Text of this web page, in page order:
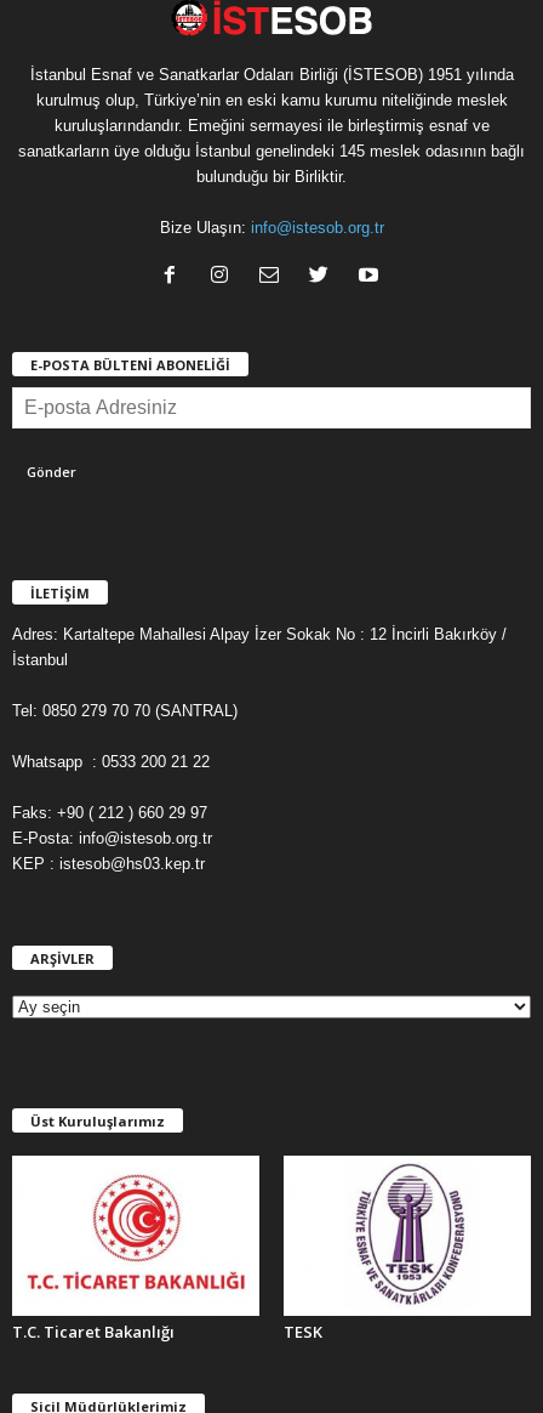
İstanbul Esnaf ve Sanatkarlar Odaları Birliği (İSTESOB) 1951 yılında
kurulmuş olup, Türkiye’nin en eski kamu kurumu niteliğinde meslek
kuruluşlarındandır. Emeğini sermayesi ile birleştirmiş esnaf ve
sanatkarların üye olduğu İstanbul genelindeki 145 meslek odasının bağlı
bulunduğu bir Birliktir.
Bize Ulaşın: info@istesob.org.tr
E-POSTA BÜLTENİ ABONELİĞİ
İLETİŞİM
Adres: Kartaltepe Mahallesi Alpay İzer Sokak No : 12 İncirli Bakırköy /
İstanbul
Tel: 0850 279 70 70 (SANTRAL)
Whatsapp : 0533 200 21 22
Faks: +90 ( 212 ) 660 29 97
E-Posta: info@istesob.org.tr
KEP : istesob@hs03.kep.tr
ARŞİVLER
E
R
Üst Kuruluşlarımız
T.C. Ticaret Bakanlığı TESK
Sicil Müdürlüklerimiz